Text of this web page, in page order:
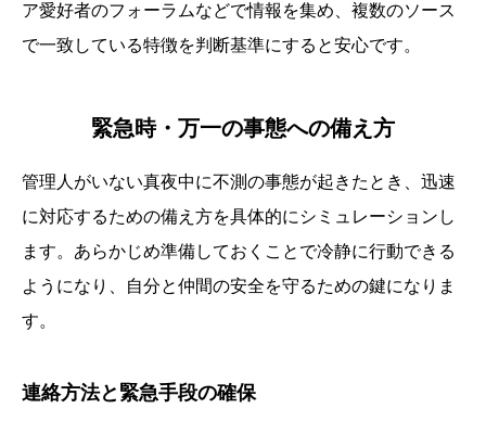
ア愛好者のフォーラムなどで情報を集め、複数のソース
で一致している特徴を判断基準にすると安心です。
緊急時・万一の事態への備え方
管理人がいない真夜中に不測の事態が起きたとき、迅速
に対応するための備え方を具体的にシミュレーションし
ます。あらかじめ準備しておくことで冷静に行動できる
ようになり、自分と仲間の安全を守るための鍵になりま
す。
連絡方法と緊急手段の確保